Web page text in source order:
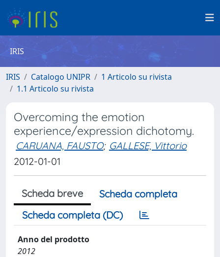
IRIS
IRIS Catalogo UNIPR
1 Articolo su rivista
1.1 Articolo su rivista
Overcoming the emotion
experience/expression dichotomy.
CARUANA, FAUSTO; GALLESE, Vittorio
2012-01-01
Scheda breve
Scheda completa
Scheda completa (DC)
Anno del prodotto
2012